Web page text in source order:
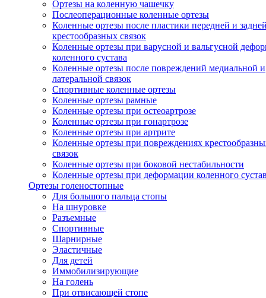
Ортезы на коленную чашечку
Послеоперационные коленные ортезы
Коленные ортезы после пластики передней и
крестообразных связок
Коленные ортезы при варусной и вальгусной
коленного сустава
Коленные ортезы после повреждений медиальной и
латеральной связок
Спортивные коленные ортезы
Коленные ортезы рамные
Коленные ортезы при остеоартрозе
Коленные ортезы при гонартрозе
Коленные ортезы при артрите
Коленные ортезы при повреждениях
связок
Коленные ортезы при боковой нестабильности
Коленные ортезы при деформации коленного
Ортезы голеностопные
Для большого пальца стопы
На шнуровке
Разъемные
Спортивные
Шарнирные
Эластичные
Для детей
Иммобилизирующие
На голень
При отвисающей стопе